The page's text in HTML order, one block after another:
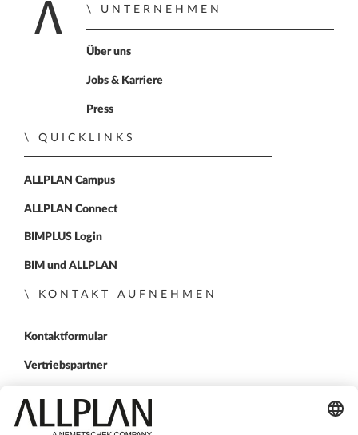
Zur Startseite
UNTERNEHMEN
Über uns
Jobs & Karriere
Press
QUICKLINKS
ALLPLAN Campus
ALLPLAN Connect
BIMPLUS Login
BIM und ALLPLAN
KONTAKT AUFNEHMEN
Kontaktformular
Vertriebspartner